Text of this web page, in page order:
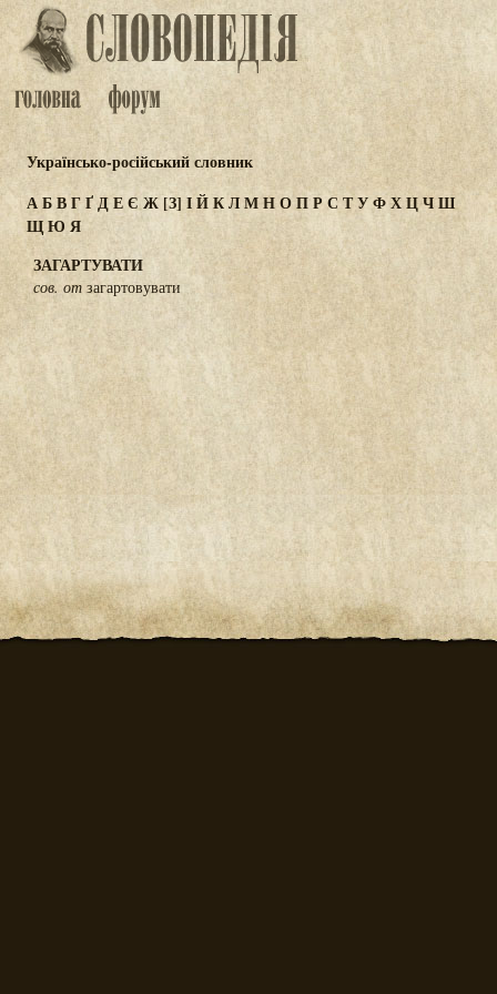
Українсько-російський словник
АБВГҐДЕЄ Ж[З] ІЙКЛМНОПР С ТУФХЦЧШ
ЩЮ Я
ЗАГАРТУВАТИ
сов. от загартовувати